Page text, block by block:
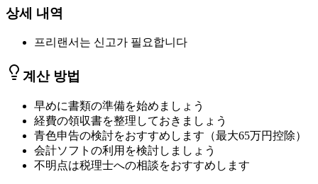
상세 내역
프리랜서는 신고가 필요합니다
계산 방법
早めに書類の準備を始めましょう
経費の領収書を整理しておきましょう
青色申告の検討をおすすめします（最大65万円控除）
会計ソフトの利用を検討しましょう
不明点は税理士への相談をおすすめします